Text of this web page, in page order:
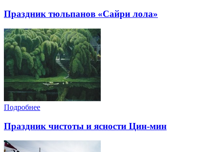
Праздник тюльпанов «Сайри лола»
Подробнее
Праздник чистоты и ясности Цин-мин